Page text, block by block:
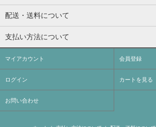
配送・送料について
支払い方法について
マイアカウント 会員登録
ログイン カートを見る
お問い合わせ